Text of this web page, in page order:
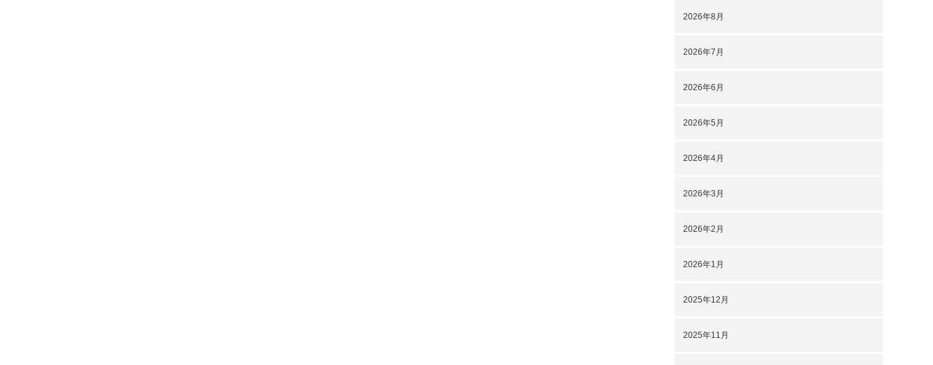
2026年8月
2026年7月
2026年6月
2026年5月
2026年4月
2026年3月
2026年2月
2026年1月
2025年12月
2025年11月